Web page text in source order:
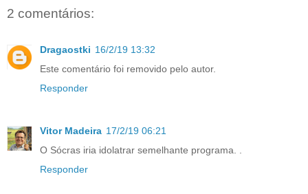
2 comentários:
Dragaostki 16/2/19 13:32
Este comentário foi removido pelo autor.
Responder
Vitor Madeira 17/2/19 06:21
O Sócras iria idolatrar semelhante programa. .
Responder